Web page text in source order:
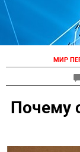
МИР
Почему